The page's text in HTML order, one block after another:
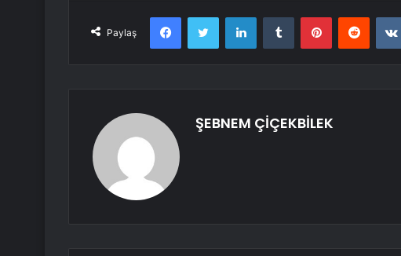
Paylaş
FacebookTwitter LinkedInTumblr PinterestReddit
ŞEBNEM ÇİÇEKBİLEK